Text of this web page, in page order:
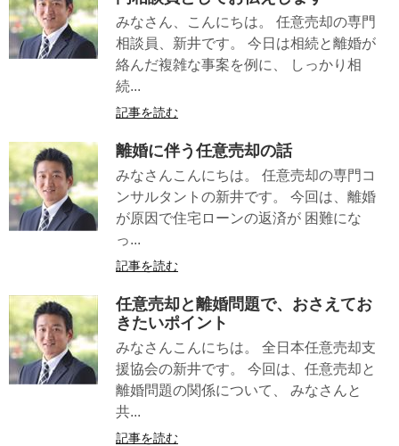
みなさん、こんにちは。 任意売却の専門
相談員、新井です。 今日は相続と離婚が
絡んだ複雑な事案を例に、 しっかり相
続...
記事を読む
離婚に伴う任意売却の話
みなさんこんにちは。 任意売却の専門コ
ンサルタントの新井です。 今回は、離婚
が原因で住宅ローンの返済が 困難にな
っ...
記事を読む
任意売却と離婚問題で、おさえてお
きたいポイント
みなさんこんにちは。 全日本任意売却支
援協会の新井です。 今回は、任意売却と
離婚問題の関係について、 みなさんと
共...
記事を読む